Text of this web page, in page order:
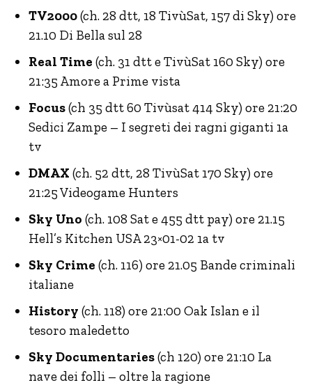
TV2000(ch. 28 dtt, 18 TivùSat, 157 di Sky) ore
21.10 Di Bella sul 28
Real Time (ch. 31 dtt e TivùSat 160 Sky) ore
21:35 Amore a Prime vista
Focus(ch 35 dtt 60 Tivùsat 414 Sky) ore 21:20
Sedici Zampe – I segreti dei ragni giganti 1a
tv
DMAX (ch. 52 dtt, 28 TivùSat 170 Sky) ore
21:25 Videogame Hunters
Sky Uno (ch. 108 Sat e 455 dtt pay) ore 21.15
Hell’s Kitchen USA 23×01-02 1a tv
Sky Crime (ch. 116) ore 21.05 Bande criminali
italiane
History (ch. 118) ore 21:00 Oak Islan e il
tesoro maledetto
Sky Documentaries(ch 120) ore 21:10 La
nave dei folli – oltre la ragione